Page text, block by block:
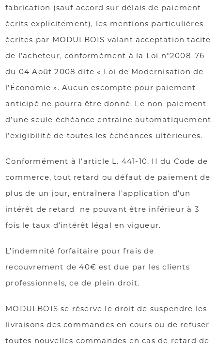
fabrication (sauf accord sur délais de paiement
écrits explicitement), les mentions particulières
écrites par MODULBOIS valant acceptation tacite
de l’acheteur, conformément à la Loi n°2008-76
du 04 Août 2008 dite « Loi de Modernisation de
l’Économie ». Aucun escompte pour paiement
anticipé ne pourra être donné. Le non-paiement
d’une seule échéance entraine automatiquement
l’exigibilité de toutes les échéances ultérieures.
Conformément à l’article L. 441-10, II du Code de
commerce, tout retard ou défaut de paiement de
plus de un jour, entraînera l’application d’un
intérêt de retard ne pouvant être inférieur à 3
fois le taux d’intérêt légal en vigueur.
L’indemnité forfaitaire pour frais de
recouvrement de 40€ est due par les clients
professionnels, ce de plein droit.
MODULBOIS se réserve le droit de suspendre les
livraisons des commandes en cours ou de refuser
toutes nouvelles commandes en cas de retard de